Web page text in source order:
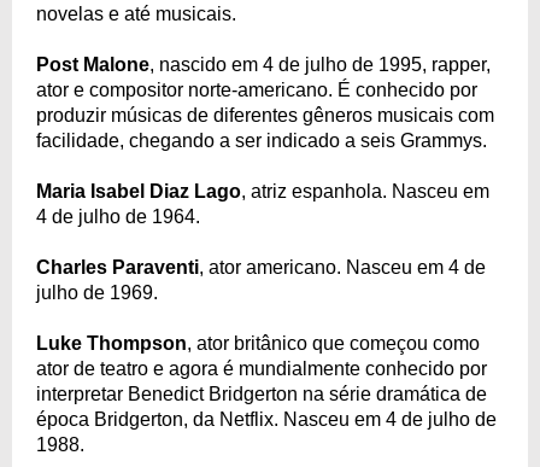
novelas e até musicais.
Post Malone, nascido em 4 de julho de 1995, rapper,
ator e compositor norte-americano. É conhecido por
produzir músicas de diferentes gêneros musicais com
facilidade, chegando a ser indicado a seis Grammys.
Maria Isabel Diaz Lago, atriz espanhola. Nasceu em
4 de julho de 1964.
Charles Paraventi, ator americano. Nasceu em 4 de
julho de 1969.
Luke Thompson, ator britânico que começou como
ator de teatro e agora é mundialmente conhecido por
interpretar Benedict Bridgerton na série dramática de
época Bridgerton, da Netflix. Nasceu em 4 de julho de
1988.